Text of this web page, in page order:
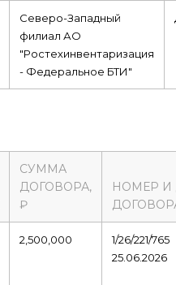
Северо-Западный
филиал АО
"Ростехинвентаризация
- Федеральное БТИ"
СУММА
ДОГОВОРА,
₽
НОМЕР И
2,500,000
1/26/221/765
25.06.2026